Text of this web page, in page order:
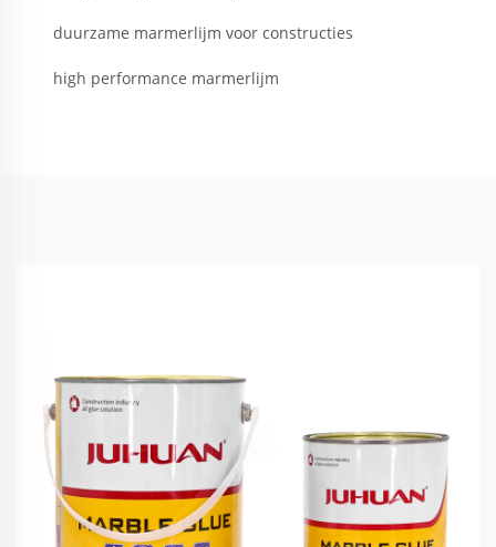
duurzame marmerlijm voor constructies
high performance marmerlijm